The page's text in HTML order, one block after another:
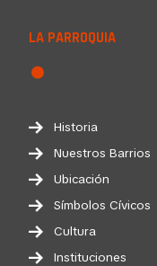
LA PARROQUIA
Historia
Nuestros Barrios
Ubicación
Símbolos Cívicos
Cultura
Instituciones